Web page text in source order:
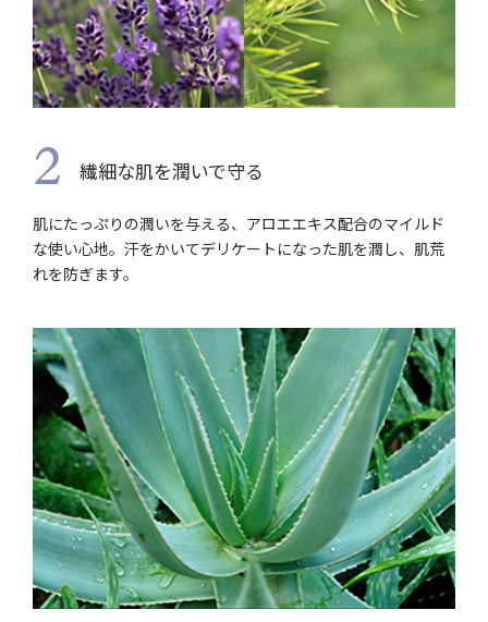
2 繊細な肌を潤いで守る
肌にたっぷりの潤いを与える、アロエエキス配合のマイルド
な使い心地。汗をかいてデリケートになった肌を潤し、肌荒
れを防ぎます。